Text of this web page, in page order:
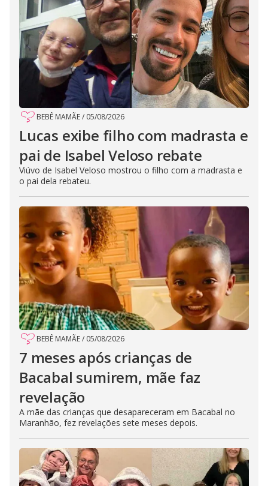
BEBÊ MAMÃE/ 05/08/2026
Lucas exibe filho com madrasta e
pai de Isabel Veloso rebate
Viúvo de Isabel Veloso mostrou o filho com a madrasta e
o pai dela rebateu.
BEBÊ MAMÃE/ 05/08/2026
7 meses após crianças de
Bacabal sumirem, mãe faz
revelação
A mãe das crianças que desapareceram em Bacabal no
Maranhão, fez revelações sete meses depois.